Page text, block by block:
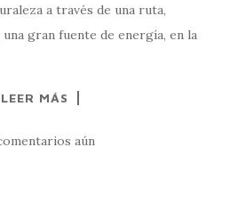
a través de una ruta,
gran fuente de energía, en la
LEER MÁS
aún